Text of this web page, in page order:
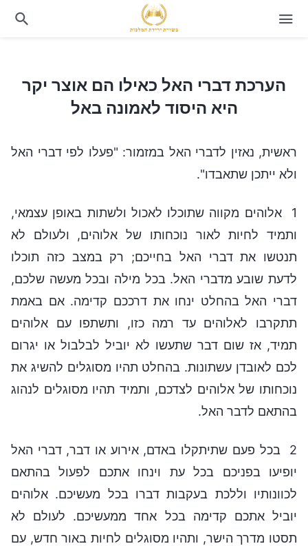
הערכת דברי האל כאילו הם אוצר יקר היא היסוד לאמונה באל
הערכת דברי האל כאילו הם אוצר יקר
היא היסוד לאמונה באל
ראשית, נאזין לדברי האל במזמור: "פעלו לפי דברי האל
ולא ייתכן שתאבדו".
1 אלוהים מקווה שתוכלו לאכול ולשתות באופן עצמאי,
ותמיד לחיות לאור נוכחותו של אלוהים, ולעולם לא
תנטשו את דברי האל בחייכם; רק במצב כזה תוכלו
לדעת שובע מדברי האל. בכל מילה ובכל מעשה שלכם,
דברי האל בהחלט ינחו את דרככם קדימה. אם באמת
תתקרבו לאלוהים עד רמה כזו, ותשתפו עם אלוהים
תמיד, אז שום דבר שתעשו לא יוביל לבלבול או יגרום
לכם לאובדן עשתונות. בהחלט תהיו מסוגלים להשיג את
נוכחותו של אלוהים לצדכם, ותמיד תהיו מסוגלים לנהוג
בהתאם לדבר האל.
2 בכל פעם שתיתקלו באדם, אירוע או דבר, דברי האל
יופיעו בפניכם בכל עת וינחו אתכם לפעול בהתאם
לכוונותיו וללכת בעקבות דברו בכל מעשיכם. אלוהים
יוביל אתכם קדימה בכל אחד ממעשיכם. לעולם לא
תסטו מדרך הישר, ותהיו מסוגלים לחיות באור חדש, עם